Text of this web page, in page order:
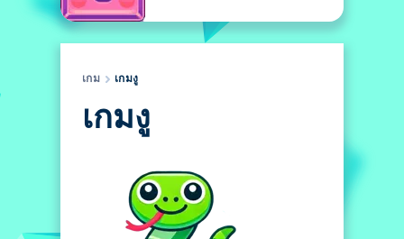
เกม เกมงู
เกมงู